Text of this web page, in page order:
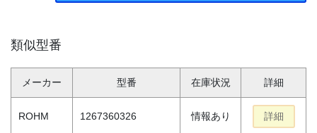
類似型番
メーカー 型番 在庫状況 詳細
ROHM 1267360326 情報あり 詳細